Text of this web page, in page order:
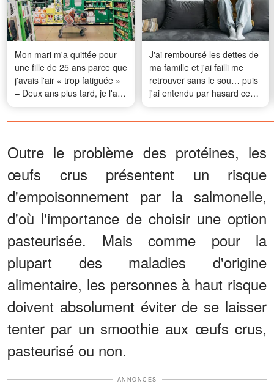
Mon mari m'a quittée pour
une fille de 25 ans parce que
j'avais l'air « trop fatiguée »
– Deux ans plus tard, je l'ai
croisé au supermarché, avec
le karma à ses côtés
J'ai remboursé les dettes de
ma famille et j'ai failli me
retrouver sans le sou… puis
j'ai entendu par hasard ce
qu'ils pensaient vraiment de
moi
Outre le problème des protéines, les
œufs crus présentent un risque
d'empoisonnement par la salmonelle,
d'où l'importance de choisir une option
pasteurisée. Mais comme pour la
plupart des maladies d'origine
alimentaire, les personnes à haut risque
doivent absolument éviter de se laisser
tenter par un smoothie aux œufs crus,
pasteurisé ou non.
ANNONCES